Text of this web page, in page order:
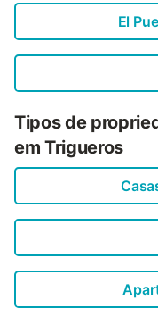
El
Tipos de
em Trigueros